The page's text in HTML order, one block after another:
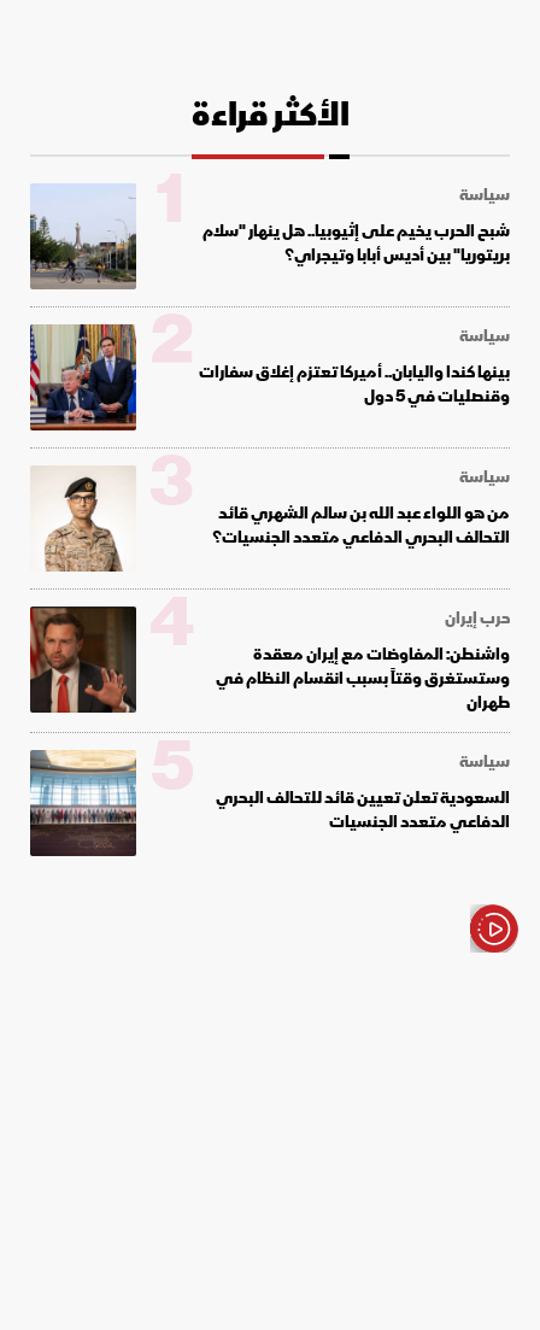
الأكثر قراءة
سياسة
شبح الحرب يخيم على إثيوبيا.. هل ينهار "سلام
بريتوريا" بين أديس أبابا وتيجراي؟
1
سياسة
بينها كندا واليابان.. أميركا تعتزم إغلاق سفارات
وقنصليات في 5 دول
2
سياسة
من هو اللواء عبد الله بن سالم الشهري قائد
التحالف البحري الدفاعي متعدد الجنسيات؟
3
حرب إيران
واشنطن: المفاوضات مع إيران معقدة
وستستغرق وقتاً بسبب انقسام النظام في
طهران
4
سياسة
السعودية تعلن تعيين قائد للتحالف البحري
الدفاعي متعدد الجنسيات
5